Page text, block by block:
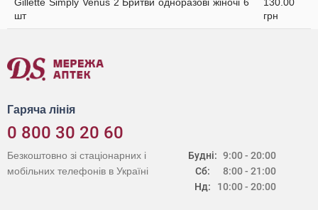
шт
грн
Гаряча лінія
0 800 30 20 60
Будні:
Сб:
Нд:
9:00 - 20:00
8:00 - 21:00
10:00 - 20:00
Безкоштовно зі стаціонарних і
мобільних телефонів в Україні